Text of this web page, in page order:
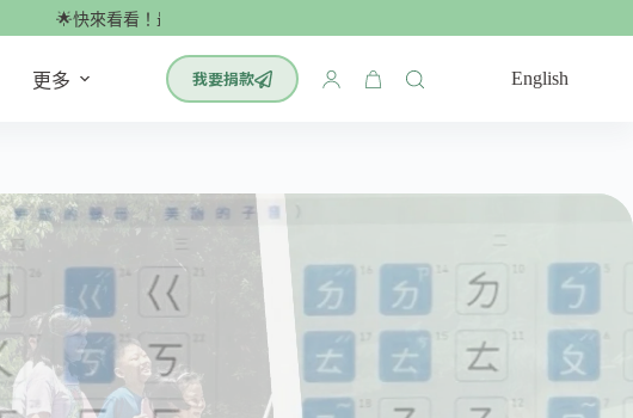
🌟快來看看！最有效的腦科學單字書：小學英文700單🌟
更多 我要捐款
購
English